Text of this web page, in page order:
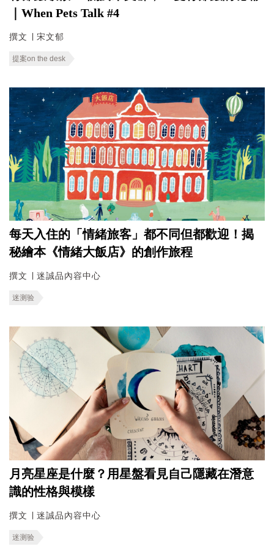
｜When Pets Talk #4
撰文 ∣ 宋文郁
提案on the desk
每天入住的「情緒旅客」都不同但都歡迎！揭
秘繪本《情緒大飯店》的創作旅程
撰文 ∣ 迷誠品內容中心
迷测验
月亮星座是什麼？用星盤看見自己隱藏在潛意
識的性格與模樣
撰文 ∣ 迷誠品內容中心
迷测验